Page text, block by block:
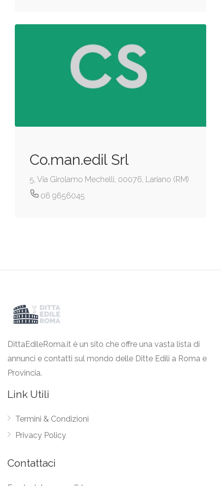
Co.man.edil Srl
5, Via Girolamo Mechelli, 00076, Lariano (RM)
06 9656045
DittaEdileRoma.it è un sito che offre una vasta lista di
annunci e contatti sul mondo delle Ditte Edili a Roma e
Provincia.
Link Utili
Termini & Condizioni
Privacy Policy
Contattaci